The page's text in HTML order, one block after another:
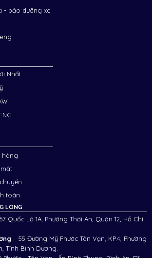
- bảo dưỡng xe
Nhất
hàng
toán
LONG
Quốc Lộ 1A, Phường Thới An, Quận 12, Hồ Chí
: 55 Đường Mỹ Phước Tân Vạn, KP.4, Phường
Tỉnh Bình Dương.